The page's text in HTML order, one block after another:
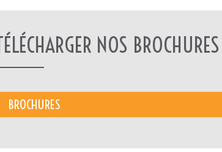
NOS
BROCHURES